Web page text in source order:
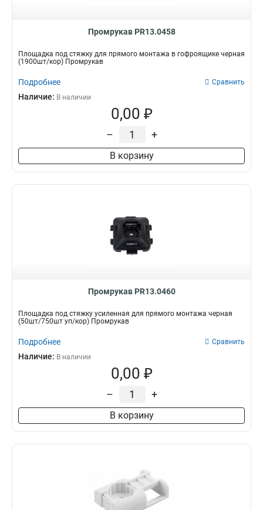
Промрукав PR13.0458
Площадка под стяжку для прямого монтажа в гофроящике черная
(1900шт/кор) Промрукав
Подробнее Сравнить
Наличие: В наличии
0,00 ₽
– +
В корзину
Промрукав PR13.0460
Площадка под стяжку усиленная для прямого монтажа черная
(50шт/750шт уп/кор) Промрукав
Подробнее Сравнить
Наличие: В наличии
0,00 ₽
– +
В корзину